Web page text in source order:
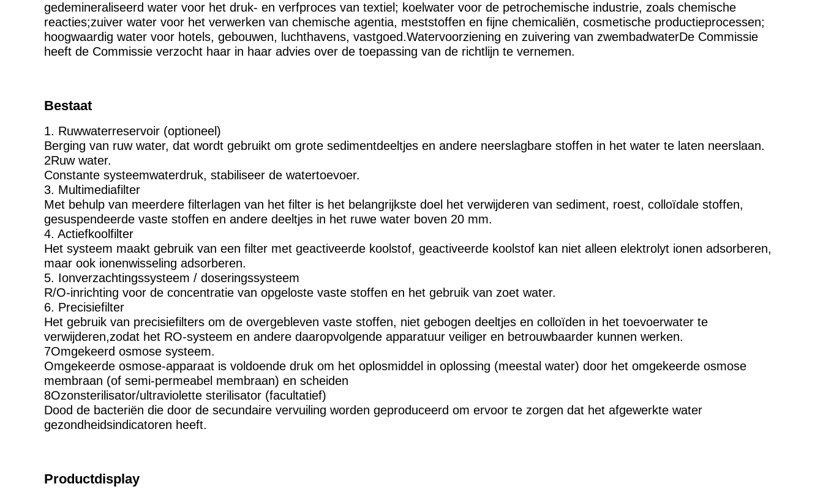
gedemineraliseerd water voor het druk- en verfproces van textiel; koelwater voor de petrochemische industrie, zoals chemische
reacties;zuiver water voor het verwerken van chemische agentia, meststoffen en fijne chemicaliën, cosmetische productieprocessen;
hoogwaardig water voor hotels, gebouwen, luchthavens, vastgoed.Watervoorziening en zuivering van zwembadwaterDe Commissie
heeft de Commissie verzocht haar in haar advies over de toepassing van de richtlijn te vernemen.
Bestaat
1. Ruwwaterreservoir (optioneel)
Berging van ruw water, dat wordt gebruikt om grote sedimentdeeltjes en andere neerslagbare stoffen in het water te laten neerslaan.
2Ruw water.
Constante systeemwaterdruk, stabiliseer de watertoevoer.
3. Multimediafilter
Met behulp van meerdere filterlagen van het filter is het belangrijkste doel het verwijderen van sediment, roest, colloïdale stoffen,
gesuspendeerde vaste stoffen en andere deeltjes in het ruwe water boven 20 mm.
4. Actiefkoolfilter
Het systeem maakt gebruik van een filter met geactiveerde koolstof, geactiveerde koolstof kan niet alleen elektrolyt ionen adsorberen,
maar ook ionenwisseling adsorberen.
5. Ionverzachtingssysteem / doseringssysteem
R/O-inrichting voor de concentratie van opgeloste vaste stoffen en het gebruik van zoet water.
6. Precisiefilter
Het gebruik van precisiefilters om de overgebleven vaste stoffen, niet gebogen deeltjes en colloïden in het toevoerwater te
verwijderen,zodat het RO-systeem en andere daaropvolgende apparatuur veiliger en betrouwbaarder kunnen werken.
7Omgekeerd osmose systeem.
Omgekeerde osmose-apparaat is voldoende druk om het oplosmiddel in oplossing (meestal water) door het omgekeerde osmose
membraan (of semi-permeabel membraan) en scheiden
8Ozonsterilisator/ultraviolette sterilisator (facultatief)
Dood de bacteriën die door de secundaire vervuiling worden geproduceerd om ervoor te zorgen dat het afgewerkte water
gezondheidsindicatoren heeft.
Productdisplay